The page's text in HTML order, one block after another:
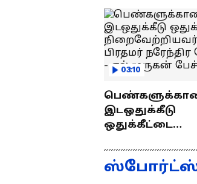
03:10
பெண்களுக்கான
இடஒதுக்கீடு
ஒதுக்கீட்டை
பிரதமர்
மோதி -